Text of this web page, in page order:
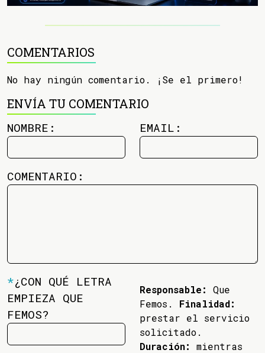
COMENTARIOS
No hay ningún comentario. ¡Se el primero!
ENVÍA TU COMENTARIO
NOMBRE: EMAIL:
COMENTARIO:
*¿CON QUÉ LETRA
EMPIEZA QUE
FEMOS?
Responsable:
Que
Femos. Finalidad:
prestar el servicio
solicitado.
Duración:
mientras